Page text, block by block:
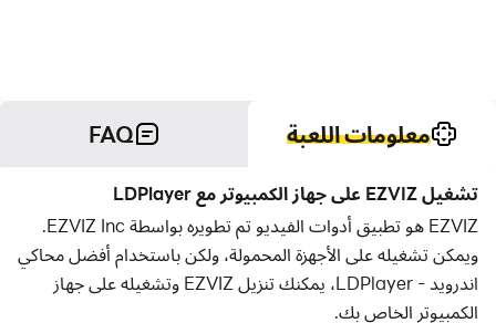
معلومات اللعبة FAQ
تشغيل EZVIZ على جهاز الكمبيوتر مع LDPlayer
EZVIZ هو تطبيق أدوات الفيديو تم تطويره بواسطة EZVIZ Inc.
ويمكن تشغيله على الأجهزة المحمولة، ولكن باستخدام أفضل محاكي
اندرويد - LDPlayer، يمكنك تنزيل EZVIZ وتشغيله على جهاز
الكمبيوتر الخاص بك.